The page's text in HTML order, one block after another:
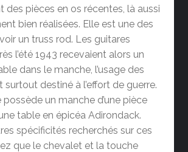
des pièces en os récentes, là aussi
bien réalisées. Elle est une des
un truss rod. Les guitares
l’été 1943 recevaient alors un
dans le manche, l’usage des
destiné à l’effort de guerre.
un manche d’une pièce
table en épicéa Adirondack.
spécificités recherchés sur ces
que le chevalet et la touche